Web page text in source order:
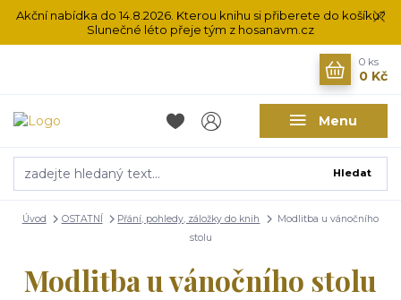
Akční nabídka do 14.8.2026. Kterou knihu si přiberete do košíku?
Slunečné léto přeje tým z hosanavm.cz
Menu
Hledat
0 ks
0 Kč
Úvod OSTATNÍ Přání, pohledy, záložky do knih
Modlitba u vánočního
stolu
Modlitba u vánočního stolu